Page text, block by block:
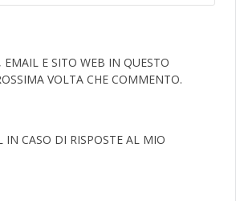
E SITO WEB IN QUESTO
VOLTA CHE COMMENTO.
IN CASO DI RISPOSTE AL MIO